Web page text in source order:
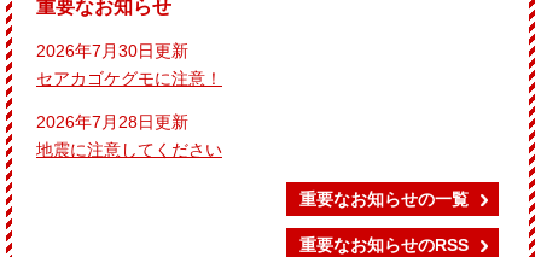
重要なお知らせ
2026年7月30日更新
セアカゴケグモに注意！
2026年7月28日更新
地震に注意してください
重要なお知らせの一覧
重要なお知らせのRSS